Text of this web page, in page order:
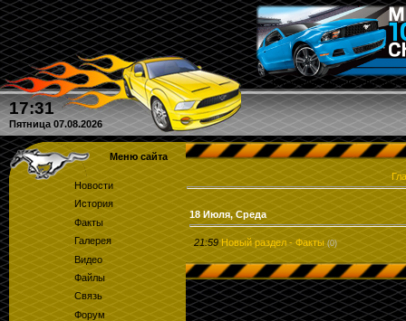
Кто угадал количество
17:31
Пятница 07.08.2026
Меню сайта
Новости
История
Факты
Галерея
Видео
Файлы
Связь
Форум
18 Июля, Среда
21:59 Новый раздел - Факты (0)